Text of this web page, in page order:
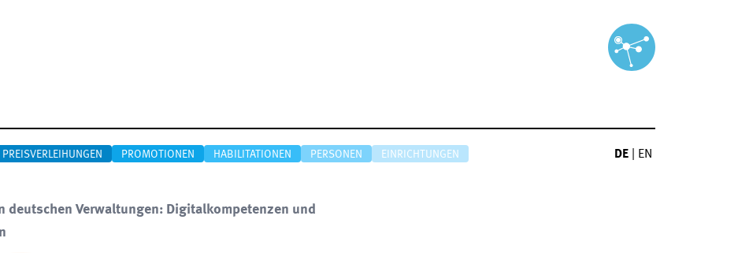
PREISVERLEIHUNGEN PROMOTIONEN HABILITATIONEN PERSONEN EINRICHTUNGEN DE EN
Verwaltungen: Digitalkompetenzen und